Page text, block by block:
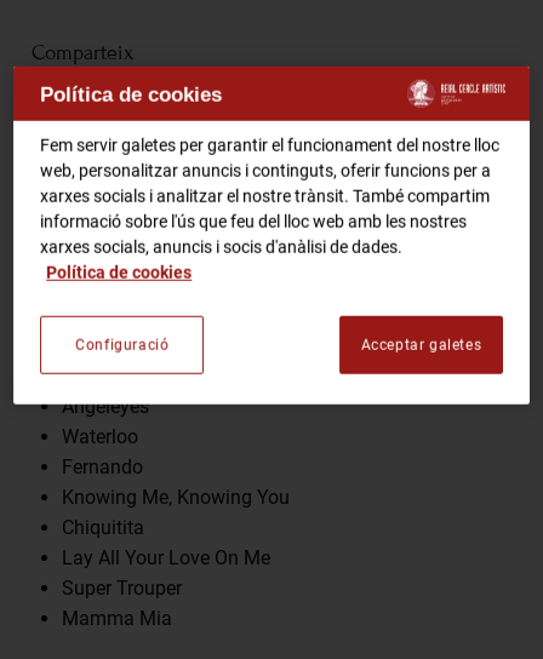
RCA Radio
RCA TV
RCA TEATRE
Gastronomic Experience 360º
Entrades Esdeveniments
Comparteix
Programa
Dancing Queen
SOS
Money, Money, Money
The Winner Takes it All
Voulez-Vous
Angeleyes
Waterloo
Fernando
Knowing Me, Knowing You
Chiquitita
Lay All Your Love On Me
Super Trouper
Mamma Mia
Política de cookies
Fem servir galetes per garantir el funcionament del nostre lloc
web, personalitzar anuncis i continguts, oferir funcions per a
xarxes socials i analitzar el nostre trànsit. També compartim
informació sobre l'ús que feu del lloc web amb les nostres
xarxes socials, anuncis i socis d'anàlisi de dades.
Política de cookies
Acceptar galetes
Configuració